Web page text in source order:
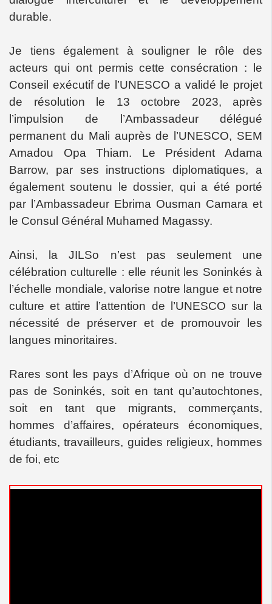
durable.
Je tiens également à souligner le rôle des
acteurs qui ont permis cette consécration : le
Conseil exécutif de l’UNESCO a validé le projet
de résolution le 13 octobre 2023, après
l’impulsion de l’Ambassadeur délégué
permanent du Mali auprès de l’UNESCO, SEM
Amadou Opa Thiam. Le Président Adama
Barrow, par ses instructions diplomatiques, a
également soutenu le dossier, qui a été porté
par l’Ambassadeur Ebrima Ousman Camara et
le Consul Général Muhamed Magassy.
Ainsi, la JILSo n’est pas seulement une
célébration culturelle : elle réunit les Soninkés à
l’échelle mondiale, valorise notre langue et notre
culture et attire l’attention de l’UNESCO sur la
nécessité de préserver et de promouvoir les
langues minoritaires.
Rares sont les pays d’Afrique où on ne trouve
pas de Soninkés, soit en tant qu’autochtones,
soit en tant que migrants, commerçants,
hommes d’affaires, opérateurs économiques,
étudiants, travailleurs, guides religieux, hommes
de foi, etc